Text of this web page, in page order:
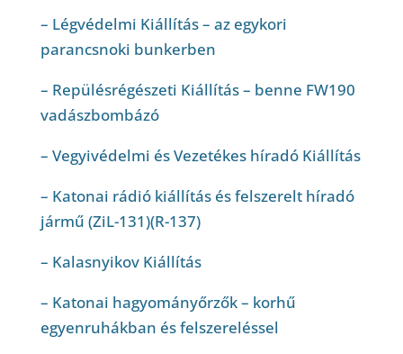
– Légvédelmi Kiállítás – az egykori
parancsnoki bunkerben
– Repülésrégészeti Kiállítás – benne FW190
vadászbombázó
– Vegyivédelmi és Vezetékes híradó Kiállítás
– Katonai rádió kiállítás és felszerelt híradó
jármű (ZiL-131)(R-137)
– Kalasnyikov Kiállítás
– Katonai hagyományőrzők – korhű
egyenruhákban és felszereléssel